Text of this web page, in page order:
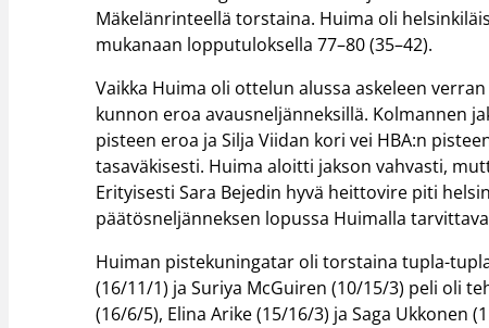
Mäkelänrinteellä torstaina. Huima oli
mukanaan lopputuloksella 77–80 (35–42).
Vaikka Huima oli ottelun alussa askeleen
kunnon eroa avausneljänneksillä. Kolmannen
pisteen eroa ja Silja Viidan kori vei HBA:n
tasaväkisesti. Huima aloitti jakson vahvasti,
Erityisesti Sara Bejedin hyvä heittovire piti
päätösneljänneksen lopussa Huimalla
Huiman pistekuningatar oli torstaina tupla-
(16/11/1) ja Suriya McGuiren (10/15/3) peli oli
(16/6/5), Elina Arike (15/16/3) ja Saga Ukkonen